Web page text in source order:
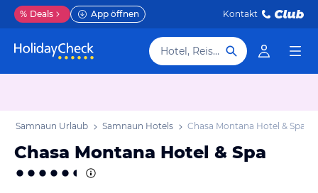
% Deals App öffnen Kontakt
Hotel, Reiseziel
Samnaun Urlaub Samnaun Hotels Chasa Montana Hotel & Spa
Chasa Montana Hotel & Spa